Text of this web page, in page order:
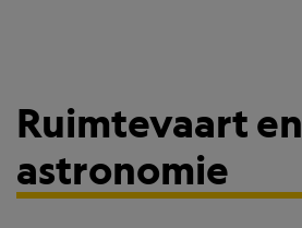
Ruimtevaart en
astronomie